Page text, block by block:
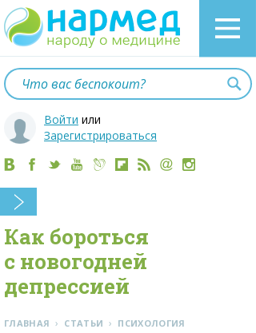
Войти или
Зарегистрироваться
Как бороться
с новогодней
депрессией
ГЛАВНАЯ › СТАТЬИ › ПСИХОЛОГИЯ